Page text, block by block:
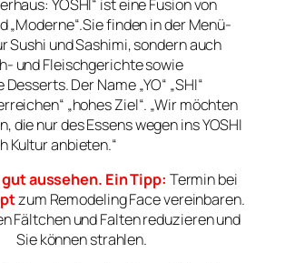
YOSHI“ ist eine Fusion von
„Moderne“.Sie finden in der Menü-
Sushi und Sashimi, sondern auch
und Fleischgerichte sowie
Der Name „YO“ „SHI“
„hohes Ziel“. „Wir möchten
die nur des Essens wegen ins YOSHI
Kultur anbieten.“
aussehen. Ein Tipp: Termin bei
zum Remodeling Face vereinbaren.
Fältchen und Falten reduzieren und
Sie können strahlen.